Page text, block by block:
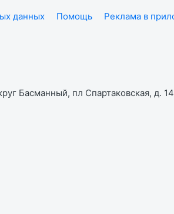
данных Помощь Реклама в
Басманный, пл Спартаковская, д.